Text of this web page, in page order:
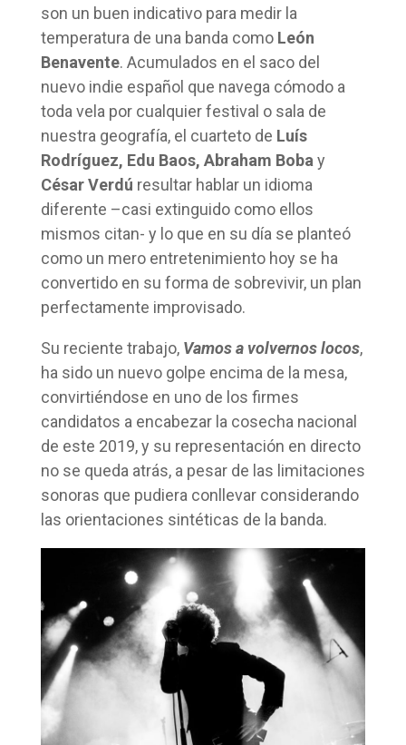
son un buen indicativo para medir la
temperatura de una banda como León
Benavente. Acumulados en el saco del
nuevo indie español que navega cómodo a
toda vela por cualquier festival o sala de
nuestra geografía, el cuarteto de Luís
Rodríguez, Edu Baos, Abraham Bobay
César Verdú resultar hablar un idioma
diferente –casi extinguido como ellos
mismos citan- y lo que en su día se planteó
como un mero entretenimiento hoy se ha
convertido en su forma de sobrevivir, un plan
perfectamente improvisado.
Su reciente trabajo, Vamos a volvernos locos,
ha sido un nuevo golpe encima de la mesa,
convirtiéndose en uno de los firmes
candidatos a encabezar la cosecha nacional
de este 2019, y su representación en directo
no se queda atrás, a pesar de las limitaciones
sonoras que pudiera conllevar considerando
las orientaciones sintéticas de la banda.